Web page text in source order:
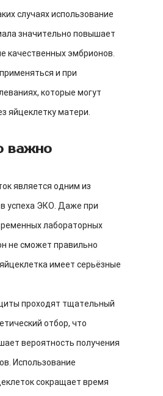
случаях использование
значительно повышает
качественных эмбрионов.
и при
которые могут
яйцеклетку матери.
важно
является одним из
успеха ЭКО. Даже при
лабораторных
не сможет правильно
имеет серьёзные
проходят тщательный
отбор, что
вероятность получения
Использование
сокращает время